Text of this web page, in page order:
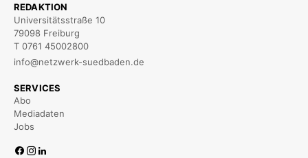
REDAKTION
Universitätsstraße 10
79098 Freiburg
T 0761 45002800
info@netzwerk-suedbaden.de
SERVICES
Abo
Mediadaten
Jobs